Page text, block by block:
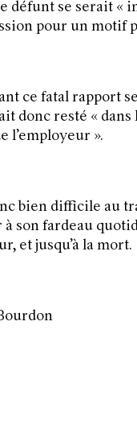
défunt se serait «
pour un motif
ce fatal rapport
donc resté « dans
l’employeur ».
bien difficile au
à son fardeau
et jusqu’à la mort.